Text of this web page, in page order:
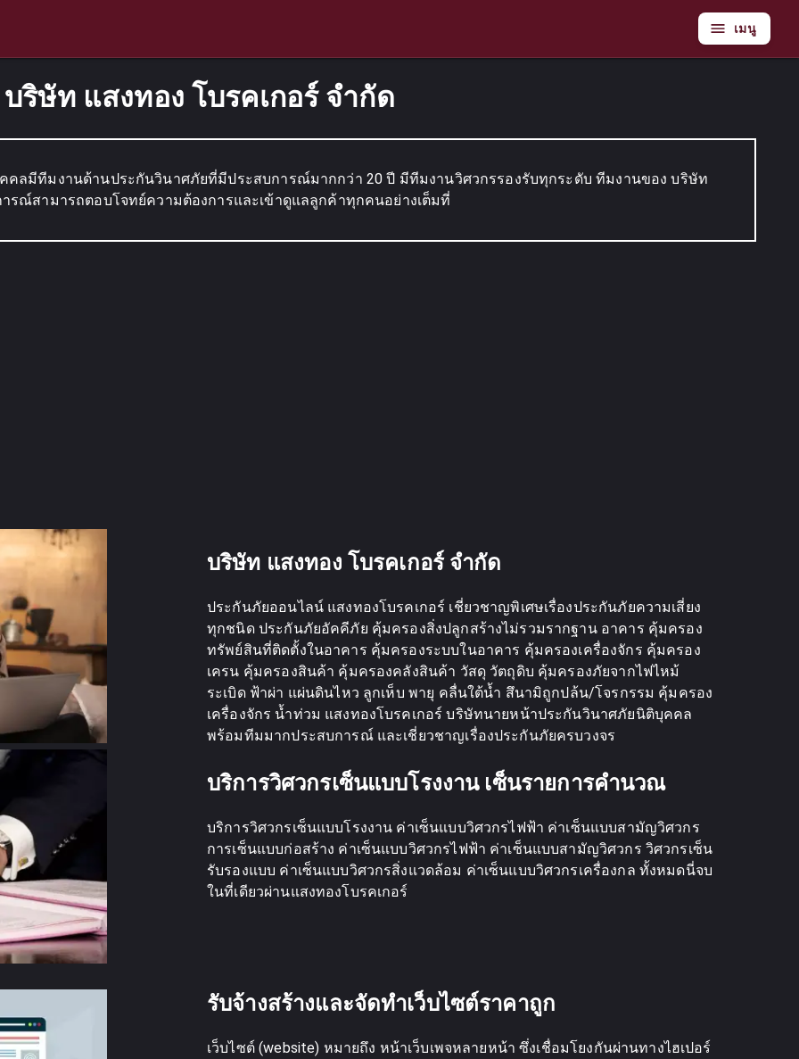
เมนู
บริษัท แสงทอง โบรคเกอร์ จำกัด
คลมีทีมงานด้านประกันวินาศภัยที่มีประสบการณ์มากกว่า 20 ปี มีทีมงานวิศวกรรองรับทุกระดับ ทีมงานของ บริษัท
รณ์สามารถตอบโจทย์ความต้องการและเข้าดูแลลูกค้าทุกคนอย่างเต็มที่
บริษัท แสงทอง โบรคเกอร์ จำกัด
ประกันภัยออนไลน์ แสงทองโบรคเกอร์ เชี่ยวชาญพิเศษเรื่องประกันภัยความเสี่ยง
ทุกชนิด ประกันภัยอัคคีภัย คุ้มครองสิ่งปลูกสร้างไม่รวมรากฐาน อาคาร คุ้มครอง
ทรัพย์สินที่ติดตั้งในอาคาร คุ้มครองระบบในอาคาร คุ้มครองเครื่องจักร คุ้มครอง
เครน คุ้มครองสินค้า คุ้มครองคลังสินค้า วัสดุ วัตถุดิบ คุ้มครองภัยจากไฟไหม้
ระเบิด ฟ้าผ่า แผ่นดินไหว ลูกเห็บ พายุ คลื่นใต้น้ำ สึนามิถูกปล้น/โจรกรรม คุ้มครอง
เครื่องจักร น้ำท่วม แสงทองโบรคเกอร์ บริษัทนายหน้าประกันวินาศภัยนิติบุคคล
พร้อมทีมมากประสบการณ์ และเชี่ยวชาญเรื่องประกันภัยครบวงจร
บริการวิศวกรเซ็นแบบโรงงาน เซ็นรายการคำนวณ
บริการวิศวกรเซ็นแบบโรงงาน ค่าเซ็นแบบวิศวกรไฟฟ้า ค่าเซ็นแบบสามัญวิศวกร
การเซ็นแบบก่อสร้าง ค่าเซ็นแบบวิศวกรไฟฟ้า ค่าเซ็นแบบสามัญวิศวกร วิศวกรเซ็น
รับรองแบบ ค่าเซ็นแบบวิศวกรสิ่งแวดล้อม ค่าเซ็นแบบวิศวกรเครื่องกล ทั้งหมดนี่จบ
ในที่เดียวผ่านแสงทองโบรคเกอร์
รับจ้างสร้างและจัดทำเว็บไซต์ราคาถูก
เว็บไซต์ (website) หมายถึง หน้าเว็บเพจหลายหน้า ซึ่งเชื่อมโยงกันผ่านทางไฮเปอร์